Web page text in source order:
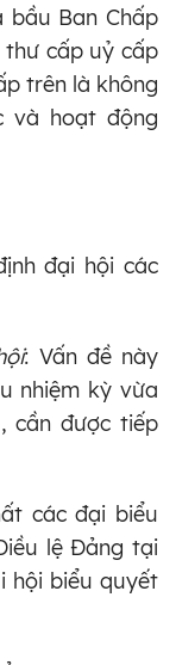
Ban Chấp
thư cấp uỷ cấp
trên là không
và hoạt động
đại hội các
: Vấn đề này
nhiệm kỳ vừa
cần được tiếp
các đại biểu
lệ Đảng tại
hội biểu quyết